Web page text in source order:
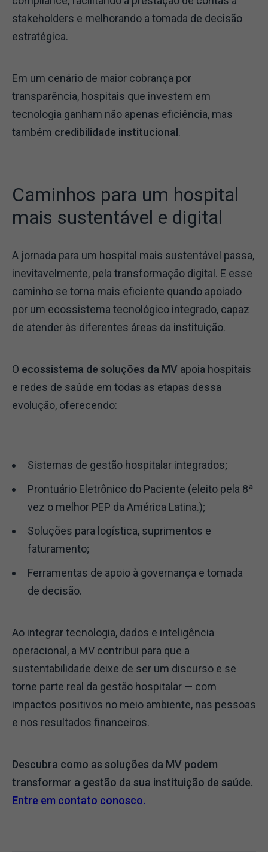
stakeholders e melhorando a tomada de decisão
estratégica.
Em um cenário de maior cobrança por
transparência, hospitais que investem em
tecnologia ganham não apenas eficiência, mas
também credibilidade institucional.
Caminhos para um hospital
mais sustentável e digital
A jornada para um hospital mais sustentável passa,
inevitavelmente, pela transformação digital. E esse
caminho se torna mais eficiente quando apoiado
por um ecossistema tecnológico integrado, capaz
de atender às diferentes áreas da instituição.
O ecossistema de soluções da MV apoia hospitais
e redes de saúde em todas as etapas dessa
evolução, oferecendo:
Sistemas de gestão hospitalar integrados;
Prontuário Eletrônico do Paciente (eleito pela 8ª
vez o melhor PEP da América Latina.);
Soluções para logística, suprimentos e
faturamento;
Ferramentas de apoio à governança e tomada
de decisão.
Ao integrar tecnologia, dados e inteligência
operacional, a MV contribui para que a
sustentabilidade deixe de ser um discurso e se
torne parte real da gestão hospitalar — com
impactos positivos no meio ambiente, nas pessoas
e nos resultados financeiros.
Descubra como as soluções da MV podem
transformar a gestão da sua instituição de saúde.
Entre em contato conosco.